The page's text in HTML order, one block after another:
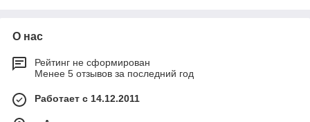
О нас
Рейтинг не сформирован
Менее 5 отзывов за последний год
Работает с 14.12.2011